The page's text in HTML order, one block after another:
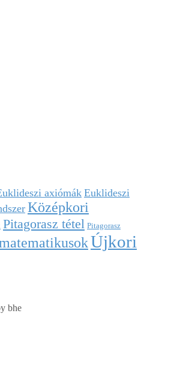
axiómák Euklideszi
Középkori
Pitagorasz tétel Pitagorasz
Újkori
bhe